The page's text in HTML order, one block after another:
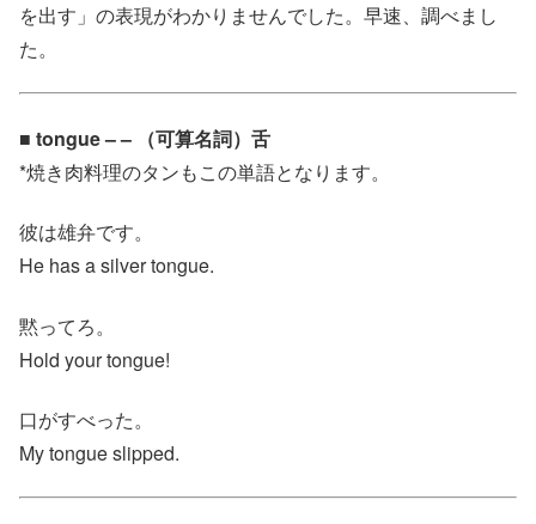
を出す」の表現がわかりませんでした。早速、調べまし
た。
■ tongue – – （可算名詞）舌
*焼き肉料理のタンもこの単語となります。
彼は雄弁です。
He has a silver tongue.
黙ってろ。
Hold your tongue!
口がすべった。
My tongue slipped.